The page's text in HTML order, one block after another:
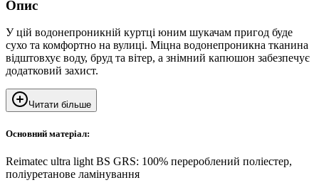
Опис
У цій водонепроникній куртці юним шукачам пригод буде
сухо та комфортно на вулиці. Міцна водонепроникна тканина
відштовхує воду, бруд та вітер, а знімний капюшон забезпечує
додатковий захист.
Читати більше
Основний матеріал:
Reimatec ultra light BS GRS: 100% перероблений поліестер,
поліуретанове ламінування